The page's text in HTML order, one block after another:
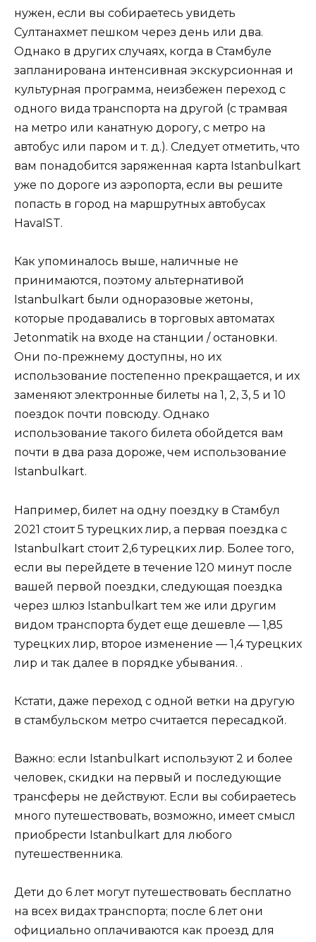
нужен, если вы собираетесь увидеть
Султанахмет пешком через день или два.
Однако в других случаях, когда в Стамбуле
запланирована интенсивная экскурсионная и
культурная программа, неизбежен переход с
одного вида транспорта на другой (с трамвая
на метро или канатную дорогу, с метро на
автобус или паром и т. д.). Следует отметить, что
вам понадобится заряженная карта Istanbulkart
уже по дороге из аэропорта, если вы решите
попасть в город на маршрутных автобусах
HavaIST.
Как упоминалось выше, наличные не
принимаются, поэтому альтернативой
Istanbulkart были одноразовые жетоны,
которые продавались в торговых автоматах
Jetonmatik на входе на станции / остановки.
Они по-прежнему доступны, но их
использование постепенно прекращается, и их
заменяют электронные билеты на 1, 2, 3, 5 и 10
поездок почти повсюду. Однако
использование такого билета обойдется вам
почти в два раза дороже, чем использование
Istanbulkart.
Например, билет на одну поездку в Стамбул
2021 стоит 5 турецких лир, а первая поездка с
Istanbulkart стоит 2,6 турецких лир. Более того,
если вы перейдете в течение 120 минут после
вашей первой поездки, следующая поездка
через шлюз Istanbulkart тем же или другим
видом транспорта будет еще дешевле — 1,85
турецких лир, второе изменение — 1,4 турецких
лир и так далее в порядке убывания. .
Кстати, даже переход с одной ветки на другую
в стамбульском метро считается пересадкой.
Важно: если Istanbulkart используют 2 и более
человек, скидки на первый и последующие
трансферы не действуют. Если вы собираетесь
много путешествовать, возможно, имеет смысл
приобрести Istanbulkart для любого
путешественника.
Дети до 6 лет могут путешествовать бесплатно
на всех видах транспорта; после 6 лет они
официально оплачиваются как проезд для